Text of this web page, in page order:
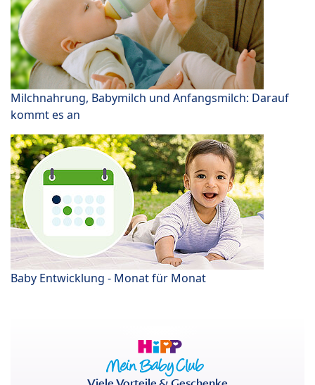
Milchnahrung, Babymilch und Anfangsmilch: Darauf
kommt es an
Baby Entwicklung - Monat für Monat